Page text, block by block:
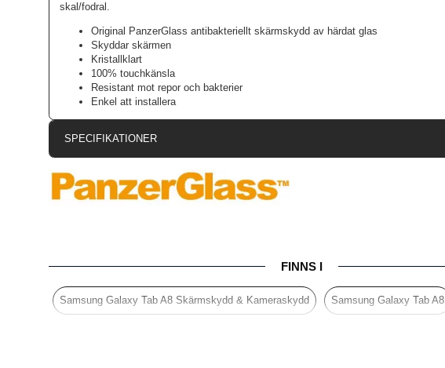
skal/fodral.
Original PanzerGlass antibakteriellt skärmskydd av härdat glas
Skyddar skärmen
Kristallklart
100% touchkänsla
Resistant mot repor och bakterier
Enkel att installera
SPECIFIKATIONER
Passar till
Färg
Material
FINNS I
Samsung Galaxy Tab A8 Skärmskydd & Kameraskydd Samsung Galaxy Tab A8